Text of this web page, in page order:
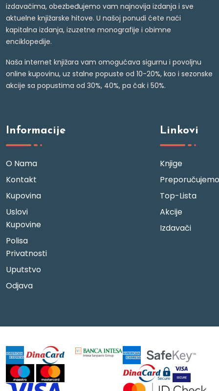
izdavačima, obezbeđujemo vam najnovija izdanja i sve
aktuelne knjižarske hitove. U našoj ponudi ćete naći
kapitalna izdanja, izuzetne monografije i obimne
enciklopedije.
Naša internet knjižara vam omogućava sigurnu i povoljnu
online kupovinu, uz stalne popuste od 10-20%, kao i sezonske
akcije sa popustima od 30%, 40%, pa čak i 50%.
Informacije
O Nama
Kontakt
Kupovina
Uslovi
Kupovine
Polisa
Privatnosti
Uputstvo
Odjava
Linkovi
Knjige
Preporučujemo
Top-Lista
Akcije
Izdavači